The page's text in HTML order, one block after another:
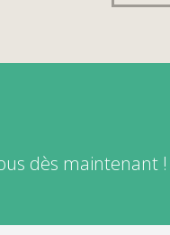
dès maintenant !